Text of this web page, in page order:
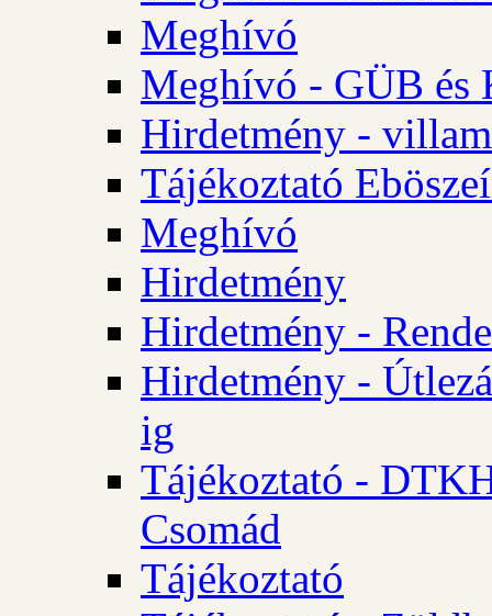
Meghívó
Meghívó - GÜB és
Hirdetmény -
Tájékoztató
Meghívó
Hirdetmény
Hirdetmény -
Hirdetmény -
ig
Tájékoztató -
Csomád
Tájékoztató